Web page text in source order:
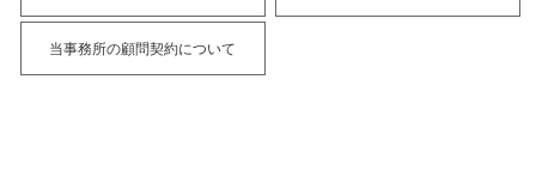
当事務所の顧問契約について